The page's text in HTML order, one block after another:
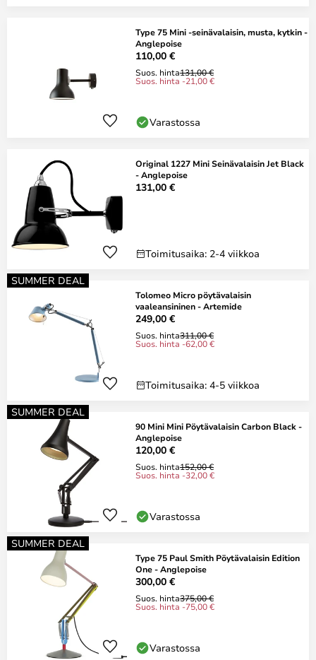
Type 75 Mini -seinävalaisin, musta, kytkin -
Anglepoise
110,00 €
Suos. hinta131,00 €
Suos. hinta -21,00 €
Varastossa
Original 1227 Mini Seinävalaisin Jet Black
- Anglepoise
131,00 €
Toimitusaika: 2-4 viikkoa
SUMMER DEAL
Tolomeo Micro pöytävalaisin
vaaleansininen - Artemide
249,00 €
Suos. hinta311,00 €
Suos. hinta -62,00 €
Toimitusaika: 4-5 viikkoa
SUMMER DEAL
90 Mini Mini Pöytävalaisin Carbon Black -
Anglepoise
120,00 €
Suos. hinta152,00 €
Suos. hinta -32,00 €
Varastossa
SUMMER DEAL
Type 75 Paul Smith Pöytävalaisin Edition
One - Anglepoise
300,00 €
Suos. hinta375,00 €
Suos. hinta -75,00 €
Varastossa